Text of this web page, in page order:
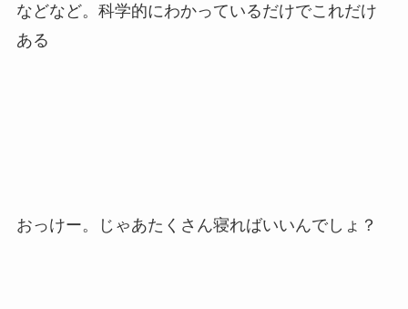
などなど。科学的にわかっているだけでこれだけ
ある
おっけー。じゃあたくさん寝ればいいんでしょ？